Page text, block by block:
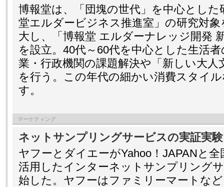
博報堂は、「団塊の世代」を中心とし
堂エルダービジネス推進室」の研究対
大し、「博報堂 エルダーナレッジ開発
を設立。40代～60代を中心とした生活
業・行政機関の課題解決や「新しい大人
を行う。この年代の細かい消費スタイ
す。
マーケティング
ネットサンプリングサービスの実証実験
ヤフーとダイエーがYahoo！JAPANと
活用したインターネットサンプリング
始した。ヤフーはファミリーマートな